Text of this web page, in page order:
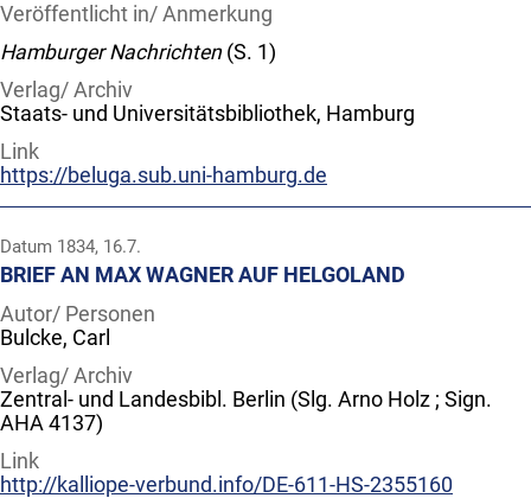
Veröffentlicht in/ Anmerkung
Hamburger Nachrichten(S. 1)
Verlag/ Archiv
Staats- und Universitätsbibliothek, Hamburg
Link
https://beluga.sub.uni-hamburg.de
Datum 1834, 16.7.
BRIEF AN MAX WAGNER AUF HELGOLAND
Autor/ Personen
Bulcke, Carl
Verlag/ Archiv
Zentral- und Landesbibl. Berlin (Slg. Arno Holz ; Sign.
AHA 4137)
Link
http://kalliope-verbund.info/DE-611-HS-2355160